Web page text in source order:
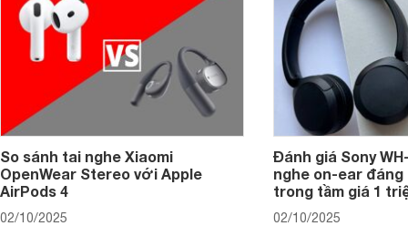
So sánh tai nghe Xiaomi
OpenWear Stereo với Apple
AirPods 4
02/10/2025
Đánh giá Sony
nghe on-ear đáng
trong tầm giá 1
02/10/2025